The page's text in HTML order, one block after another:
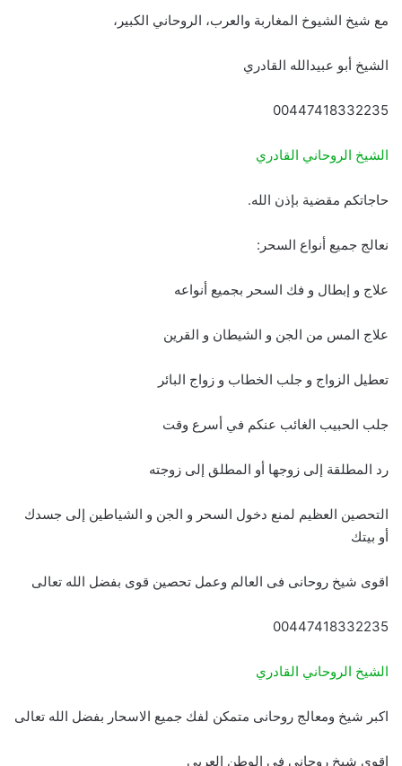
مع شيخ الشيوخ المغاربة والعرب، الروحاني الكبير،
الشيخ أبو عبيدالله القادري
00447418332235
الشيخ الروحاني القادري
حاجاتكم مقضية بإذن الله.
نعالج جميع أنواع السحر:
علاج و إبطال و فك السحر بجميع أنواعه
علاج المس من الجن و الشيطان و القرين
تعطيل الزواج و جلب الخطاب و زواج البائر
جلب الحبيب الغائب عنكم في أسرع وقت
رد المطلقة إلى زوجها أو المطلق إلى زوجته
التحصين العظيم لمنع دخول السحر و الجن و الشياطين إلى جسدك
أو بيتك
اقوى شيخ روحانى فى العالم وعمل تحصين قوى بفضل الله تعالى
00447418332235
الشيخ الروحاني القادري
اكبر شيخ ومعالج روحانى متمكن لفك جميع الاسحار بفضل الله تعالى
اقوى شيخ روحانى فى الوطن العربى